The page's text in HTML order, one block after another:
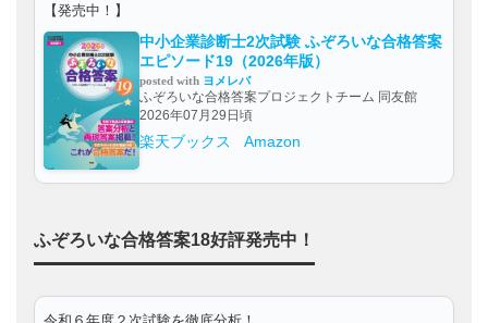
【発売中！】
中小企業診断士2次試験 ふぞろいな合格答案
エピソード19（2026年版）
posted with ヨメレバ
ふぞろいな合格答案プロジェクトチーム 同友館
2026年07月29日頃
楽天ブックス Amazon
ふぞろいな合格答案18好評発売中！